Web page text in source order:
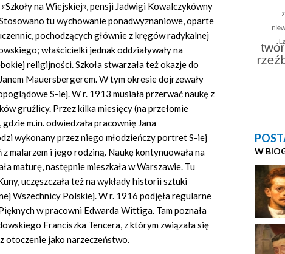
na Wiejskiej», pensji Jadwigi Kowalczykówny
tu wychowanie ponadwyznaniowe, oparte
pochodzących głównie z kręgów radykalnej
właścicielki jednak oddziaływały na
religijności. Szkoła stwarzała też okazje do
Mauersbergerem. W tym okresie dojrzewały
S-iej. W r. 1913 musiała przerwać naukę z
gruźlicy. Przez kilka miesięcy (na przełomie
m.in. odwiedzała pracownię Jana
wykonany przez niego młodzieńczy portret S-iej
malarzem i jego rodziną. Naukę kontynuowała na
maturę, następnie mieszkała w Warszawie. Tu
uczęszczała też na wykłady historii sztuki
Wszechnicy Polskiej. W r. 1916 podjęła regularne
w pracowni Edwarda Wittiga. Tam poznała
Franciszka Tencera, z którym związała się
otoczenie jako narzeczeństwo.
W